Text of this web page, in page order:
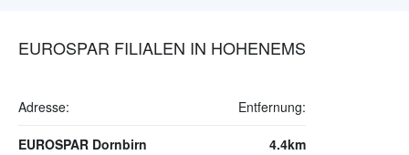
EUROSPAR FILIALEN IN HOHENEMS
Adresse: Entfernung:
EUROSPAR Dornbirn 4.4km